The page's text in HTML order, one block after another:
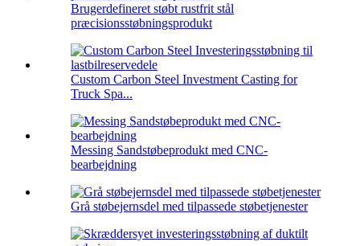
Brugerdefineret støbt rustfrit stål
præcisionsstøbningsprodukt
Custom Carbon Steel Investment Casting for
Truck Spa...
Messing Sandstøbeprodukt med CNC-
bearbejdning
Grå støbejernsdel med tilpassede støbetjenester